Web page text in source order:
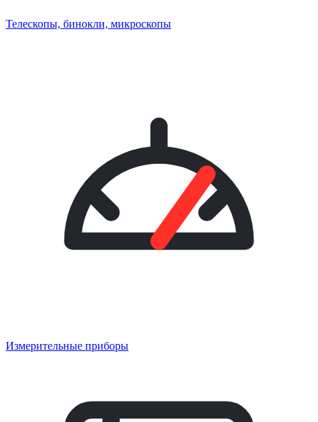
Телескопы, бинокли, микроскопы
Измерительные приборы